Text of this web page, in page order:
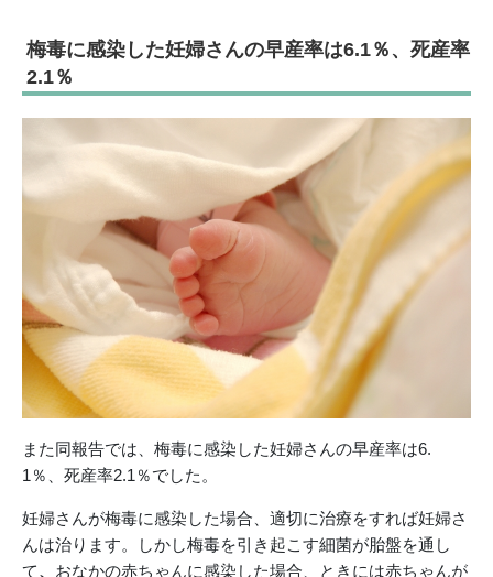
梅毒に感染した妊婦さんの早産率は6.1％、死産率
2.1％
また同報告では、梅毒に感染した妊婦さんの早産率は6.
1％、死産率2.1％でした。
妊婦さんが梅毒に感染した場合、適切に治療をすれば妊婦さ
んは治ります。しかし梅毒を引き起こす細菌が胎盤を通し
て、 おなかの赤ちゃんに感染した場合、ときには赤ちゃんが